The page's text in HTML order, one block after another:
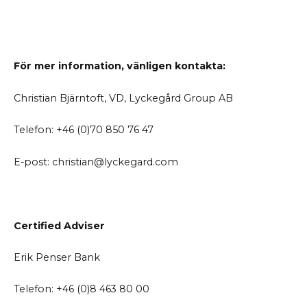
För mer information, vänligen kontakta:
Christian Bjärntoft, VD, Lyckegård Group AB
Telefon: +46 (0)70 850 76 47
E-post: christian@lyckegard.com
Certified Adviser
Erik Penser Bank
Telefon: +46 (0)8 463 80 00